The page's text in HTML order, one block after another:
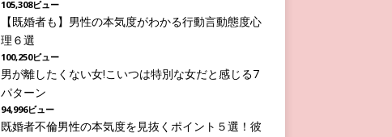
105,308ビュー
【既婚者も】男性の本気度がわかる行動言動態度心
理６選
100,250ビュー
男が離したくない女!こいつは特別な女だと感じる7
パターン
94,996ビュー
既婚者不倫男性の本気度を見抜くポイント５選！彼